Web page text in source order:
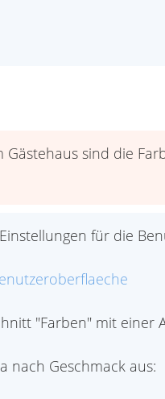
Gästehaus sind die
für die
"Farben" mit einer
nach Geschmack aus: